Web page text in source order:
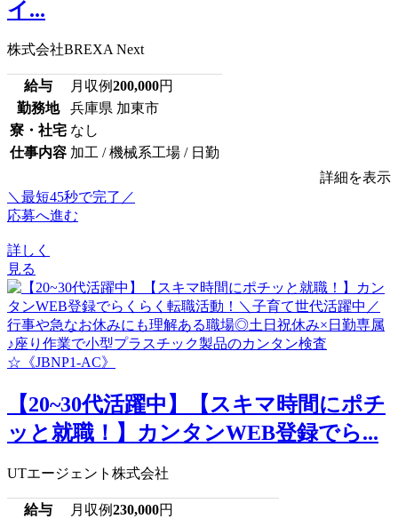
イ...
株式会社BREXA Next
給与 月収例200,000円
勤務地
兵庫県 加東市
寮・社宅 なし
仕事内容 加工 / 機械系工場 / 日勤
詳細を表示
＼最短45秒で完了／
応募へ進む
詳しく
見る
【20~30代活躍中】【スキマ時間にポチ
ッと就職！】カンタンWEB登録でら...
UTエージェント株式会社
給与 月収例230,000円